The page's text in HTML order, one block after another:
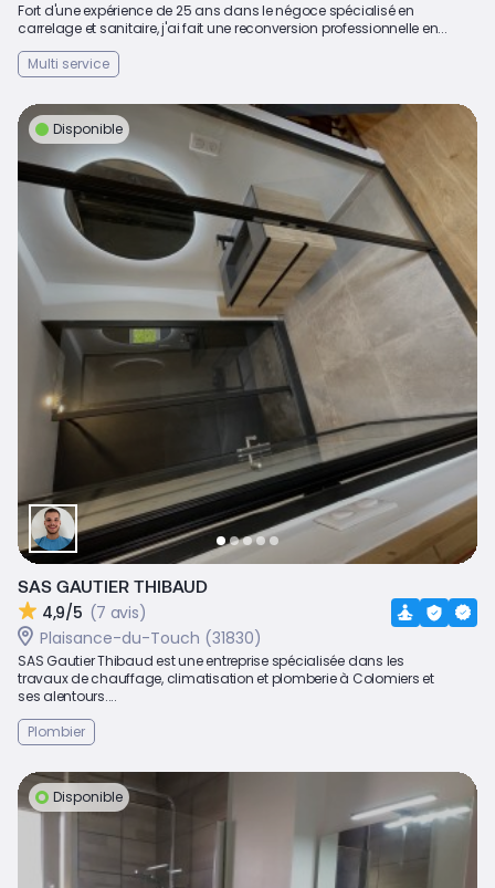
Fort d'une expérience de 25 ans dans le négoce spécialisé en
carrelage et sanitaire, j'ai fait une reconversion professionnelle en...
Multi service
Disponible
SAS GAUTIER THIBAUD
4,9/5 (7 avis)
Plaisance-du-Touch (31830)
SAS Gautier Thibaud est une entreprise spécialisée dans les
travaux de chauffage, climatisation et plomberie à Colomiers et
ses alentours....
Plombier
Disponible